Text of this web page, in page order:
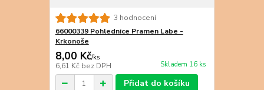
3 hodnocení
66000339 Pohlednice Pramen Labe -
Krkonoše
8,00 Kč/ks
6,61 Kč bez DPH Skladem 16 ks
Přidat do košíku